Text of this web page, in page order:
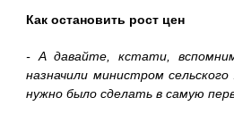
Как остановить рост цен
- А давайте, кстати,
назначили министром
нужно было сделать в самую